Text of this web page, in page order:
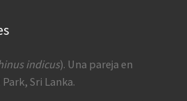
indicus). Una pareja en
Sri Lanka.